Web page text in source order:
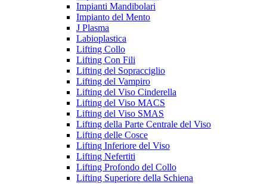
Impianti Mandibolari
Impianto del Mento
J Plasma
Labioplastica
Lifting Collo
Lifting Con Fili
Lifting del Sopracciglio
Lifting del Vampiro
Lifting del Viso Cinderella
Lifting del Viso MACS
Lifting del Viso SMAS
Lifting della Parte Centrale del Viso
Lifting delle Cosce
Lifting Inferiore del Viso
Lifting Nefertiti
Lifting Profondo del Collo
Lifting Superiore della Schiena